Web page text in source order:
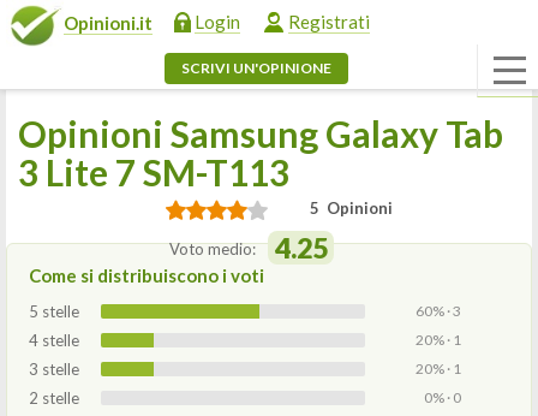
Opinioni.it Login Registrati
SCRIVI UN'OPINIONE
Opinioni Samsung Galaxy Tab
3 Lite 7 SM-T113
5 Opinioni
Voto medio: 4.25
Come si distribuiscono i voti
5 stelle 60% · 3
4 stelle 20% · 1
3 stelle 20% · 1
2 stelle 0% · 0